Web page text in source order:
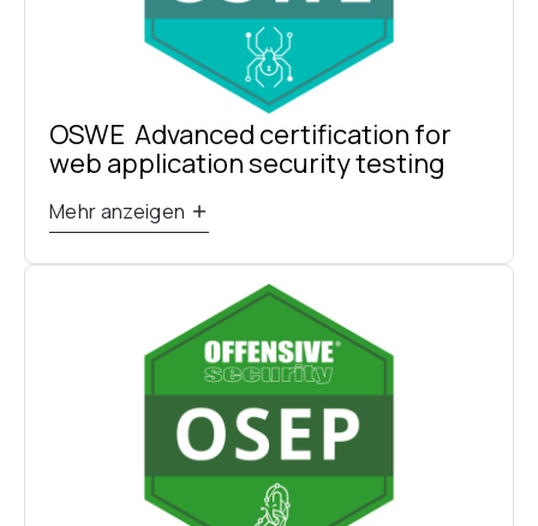
OSWE  Advanced certification for
web application security testing
Mehr anzeigen